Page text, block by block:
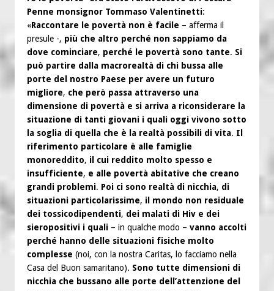
Penne monsignor Tommaso Valentinetti:
«Raccontare le povertà non è facile – afferma il
presule -, più che altro perché non sappiamo da
dove cominciare, perché le povertà sono tante. Si
può partire dalla macrorealtà di chi bussa alle
porte del nostro Paese per avere un futuro
migliore, che però passa attraverso una
dimensione di povertà e si arriva a riconsiderare la
situazione di tanti giovani i quali oggi vivono sotto
la soglia di quella che è la realtà possibili di vita. Il
riferimento particolare è alle famiglie
monoreddito, il cui reddito molto spesso e
insufficiente, e alle povertà abitative che creano
grandi problemi. Poi ci sono realtà di nicchia, di
situazioni particolarissime, il mondo non residuale
dei tossicodipendenti, dei malati di Hiv e dei
sieropositivi i quali – in qualche modo – vanno accolti
perché hanno delle situazioni fisiche molto
complesse (noi, con la nostra Caritas, lo facciamo nella
Casa del Buon samaritano). Sono tutte dimensioni di
nicchia che bussano alle porte dell’attenzione del